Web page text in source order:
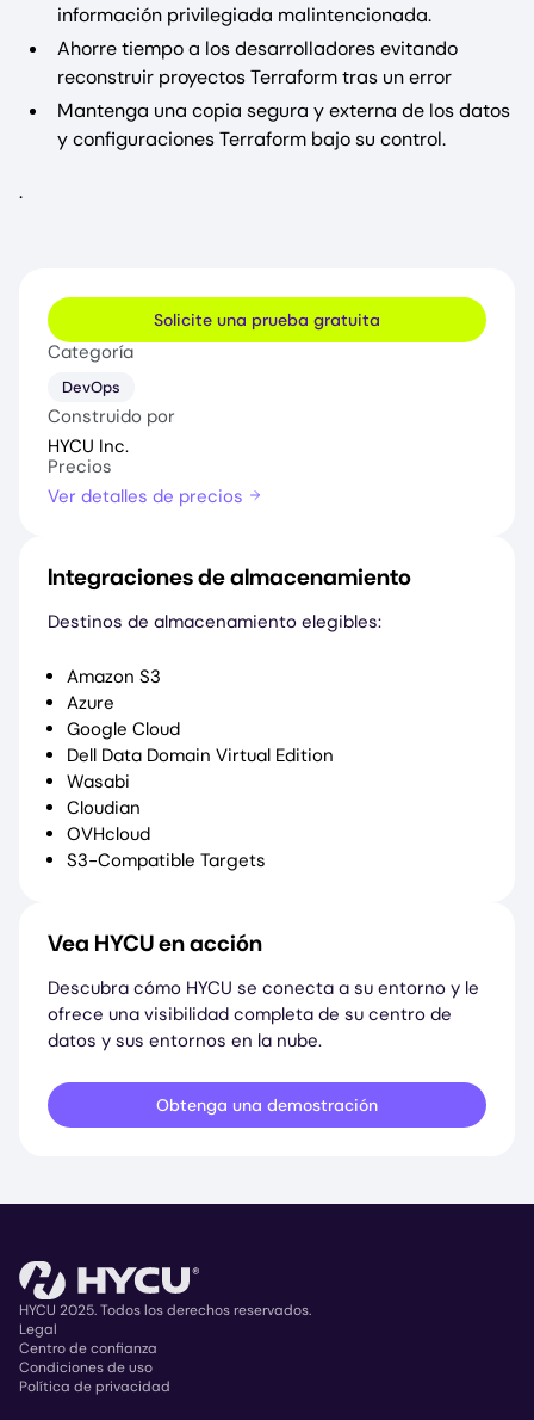
información privilegiada malintencionada.
Ahorre tiempo a los desarrolladores evitando
reconstruir proyectos Terraform tras un error
Mantenga una copia segura y externa de los datos
y configuraciones Terraform bajo su control.
.
Solicite una prueba gratuita
Categoría
DevOps
Construido por
HYCU Inc.
Precios
Ver detalles de precios
Integraciones de almacenamiento
Destinos de almacenamiento elegibles:
Amazon S3
Azure
Google Cloud
Dell Data Domain Virtual Edition
Wasabi
Cloudian
OVHcloud
S3-Compatible Targets
Vea HYCU en acción
Descubra cómo HYCU se conecta a su entorno y le
ofrece una visibilidad completa de su centro de
datos y sus entornos en la nube.
Obtenga una demostración
Copyright
HYCU 2025. Todos los derechos reservados.
Legal
Centro de confianza
Condiciones de uso
Política de privacidad